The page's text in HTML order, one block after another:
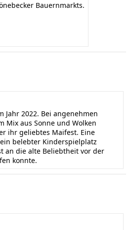
Bauernmarkts.
Jahr 2022. Bei angenehmen
Mix aus Sonne und Wolken
ihr geliebtes Maifest. Eine
belebter Kinderspielplatz
an die alte Beliebtheit vor der
konnte.